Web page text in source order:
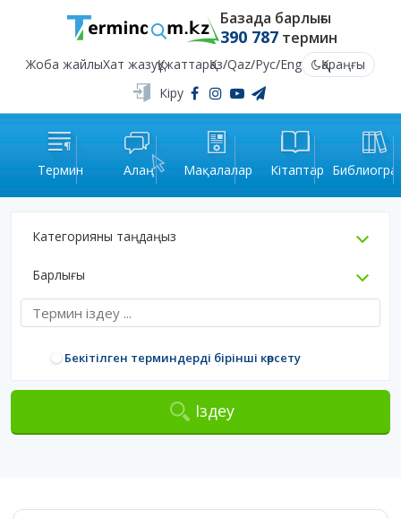
Базада барлығы
390 787термин
Жоба жайлыХат жазуҚұжаттарҚаз/Qaz/Рус/Eng
Қараңғы
Кіру
Термин Алаң Мақалалар Кітаптар
Категорияны таңдаңыз
Барлығы
Бекітілген терминдерді бірінші көрсету
Іздеу